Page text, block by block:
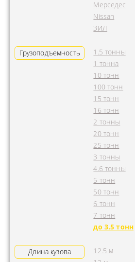
Мерседес
Nissan
ЗИЛ
Грузоподъемность
1.5 тонны
1 тонна
10 тонн
100 тонн
15 тонн
16 тонн
2 тонны
20 тонн
25 тонн
3 тонны
4.6 тонны
5 тонн
50 тонн
6 тонн
7 тонн
до 3.5 тонн
Длина кузова
12.5 м